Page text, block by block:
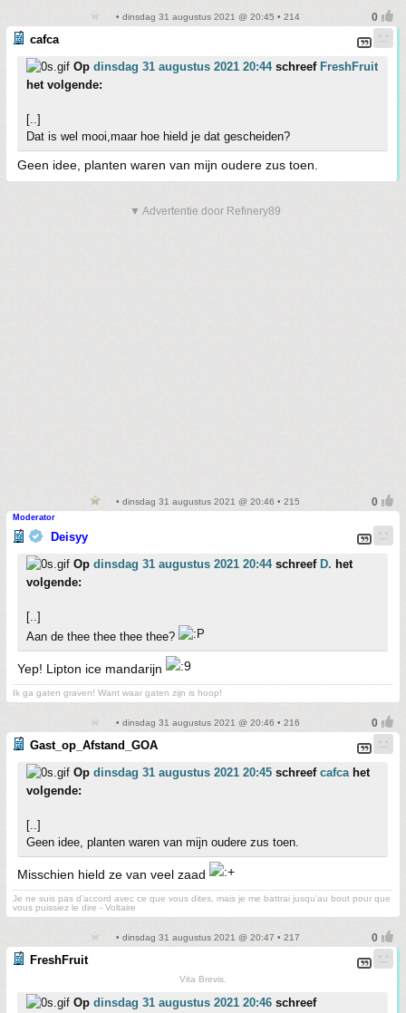
• dinsdag 31 augustus 2021 @ 20:45 • 214
cafca
Op dinsdag 31 augustus 2021 20:44schreef FreshFruit
het volgende:
[..]
Dat is wel mooi,maar hoe hield je dat gescheiden?
Geen idee, planten waren van mijn oudere zus toen.
▼ Advertentie door Refinery89
• dinsdag 31 augustus 2021 @ 20:46 • 215
Moderator
Deisyy
Op dinsdag 31 augustus 2021 20:44schreef D. het
volgende:
[..]
Aan de thee thee thee thee?
Yep! Lipton ice mandarijn
Ik ga gaten graven! Want waar gaten zijn is hoop!
• dinsdag 31 augustus 2021 @ 20:46 • 216
Gast_op_Afstand_GOA
Op dinsdag 31 augustus 2021 20:45 schreef cafcahet
volgende:
[..]
Geen idee, planten waren van mijn oudere zus toen.
Misschien hield ze van veel zaad
Je ne suis pas d’accord avec ce que vous dites, mais je me battrai jusqu’au bout pour que
vous puissiez le dire - Voltaire
• dinsdag 31 augustus 2021 @ 20:47 • 217
FreshFruit
Vita Brevis.
Op dinsdag 31 augustus 2021 20:46 schreef